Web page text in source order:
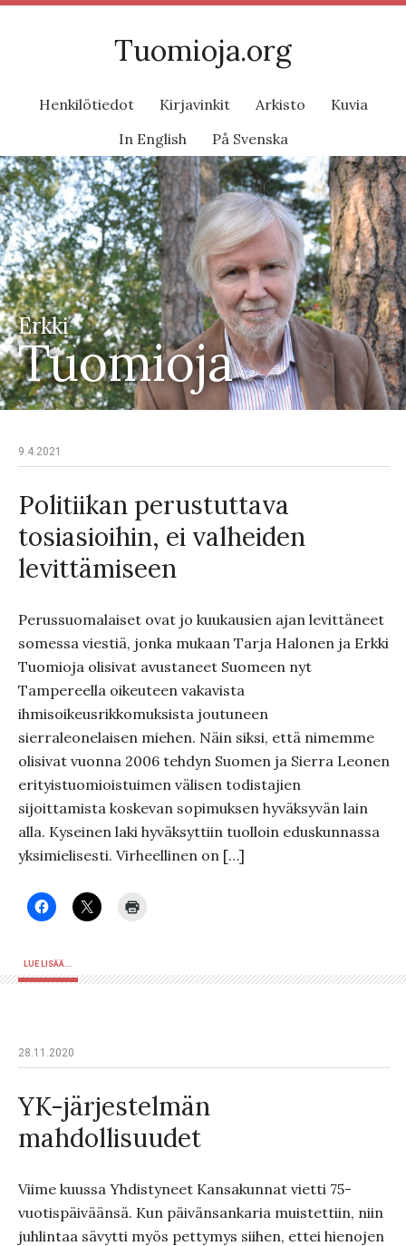
Tuomioja.org
Henkilötiedot Kirjavinkit Arkisto
Kuvia
In English
På Svenska
Erkki
Tuomioja
9.4.2021
Politiikan perustuttava
tosiasioihin, ei valheiden
levittämiseen
Perussuomalaiset ovat jo kuukausien ajan levittäneet
somessa viestiä, jonka mukaan Tarja Halonen ja Erkki
Tuomioja olisivat avustaneet Suomeen nyt
Tampereella oikeuteen vakavista
ihmisoikeusrikkomuksista joutuneen
sierraleonelaisen miehen. Näin siksi, että nimemme
olisivat vuonna 2006 tehdyn Suomen ja Sierra Leonen
erityistuomioistuimen välisen todistajien
sijoittamista koskevan sopimuksen hyväksyvän lain
alla. Kyseinen laki hyväksyttiin tuolloin eduskunnassa
yksimielisesti. Virheellinen on […]
LUE LISÄÄ...
28.11.2020
YK-järjestelmän
mahdollisuudet
Viime kuussa Yhdistyneet Kansakunnat vietti 75-
vuotispäiväänsä. Kun päivänsankaria muistettiin, niin
juhlintaa sävytti myös pettymys siihen, ettei hienojen